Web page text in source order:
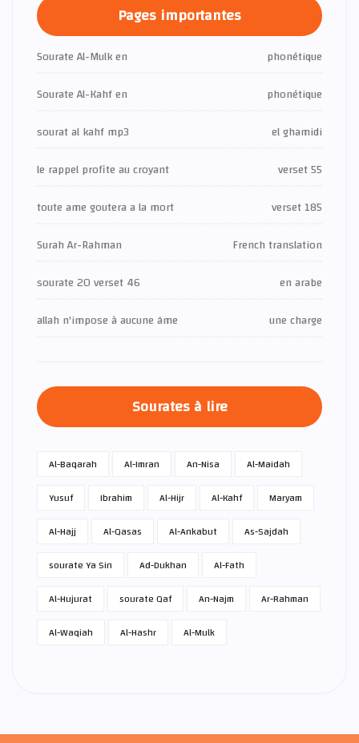
Pages importantes
Sourate Al-Mulk en
phonétique
Sourate Al-Kahf en
phonétique
sourat al kahf mp3
el ghamidi
le rappel profite au croyant
verset 55
toute ame goutera a la mort
verset 185
Surah Ar-Rahman
French translation
sourate 20 verset 46
en arabe
allah n'impose à aucune âme
une charge
Sourates à lire
Al-Baqarah Al-Imran An-Nisa
Al-Maidah
Yusuf
Ibrahim Al-Hijr Al-Kahf
Maryam
Al-Hajj
Al-Qasas Al-Ankabut
As-Sajdah
sourate Ya Sin
Ad-Dukhan
Al-Fath
Al-Hujurat
sourate Qaf An-Najm
Ar-Rahman
Al-Waqiah
Al-Hashr Al-Mulk